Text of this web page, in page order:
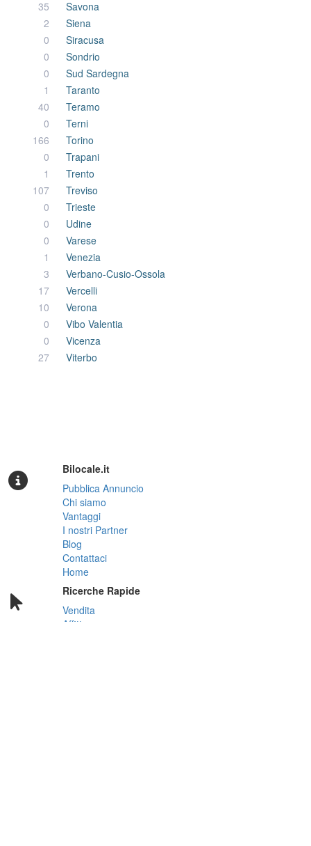
35
Savona
2
Siena
0
Siracusa
0
Sondrio
0
Sud Sardegna
1
Taranto
40
Teramo
0
Terni
166
Torino
0
Trapani
1
Trento
107
Treviso
0
Trieste
0
Udine
0
Varese
1
Venezia
3
Verbano-Cusio-Ossola
17
Vercelli
10
Verona
0
Vibo Valentia
0
Vicenza
27
Viterbo
Bilocale.it
Pubblica Annuncio
Chi siamo
Vantaggi
I nostri Partner
Blog
Contattaci
Home
Ricerche Rapide
Vendita
Affitto